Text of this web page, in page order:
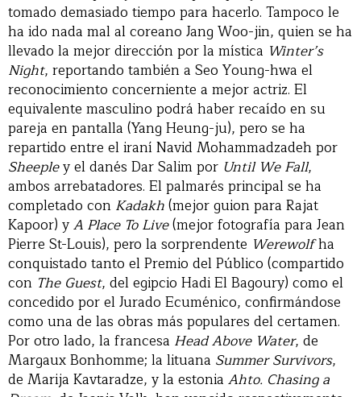
tomado demasiado tiempo para hacerlo. Tampoco le
ha ido nada mal al coreano Jang Woo-jin, quien se ha
llevado la mejor dirección por la mística Winter’s
Night, reportando también a Seo Young-hwa el
reconocimiento concerniente a mejor actriz. El
equivalente masculino podrá haber recaído en su
pareja en pantalla (Yang Heung-ju), pero se ha
repartido entre el iraní Navid Mohammadzadeh por
Sheepley el danés Dar Salim por Until We Fall,
ambos arrebatadores. El palmarés principal se ha
completado con Kadakh(mejor guion para Rajat
Kapoor) yA Place To Live(mejor fotografía para Jean
Pierre St-Louis), pero la sorprendente Werewolfha
conquistado tanto el Premio del Público (compartido
con The Guest, del egipcio Hadi El Bagoury) como el
concedido por el Jurado Ecuménico, confirmándose
como una de las obras más populares del certamen.
Por otro lado, la francesa Head Above Water, de
Margaux Bonhomme; la lituana Summer Survivors,
de Marija Kavtaradze, y la estonia Ahto. Chasing a